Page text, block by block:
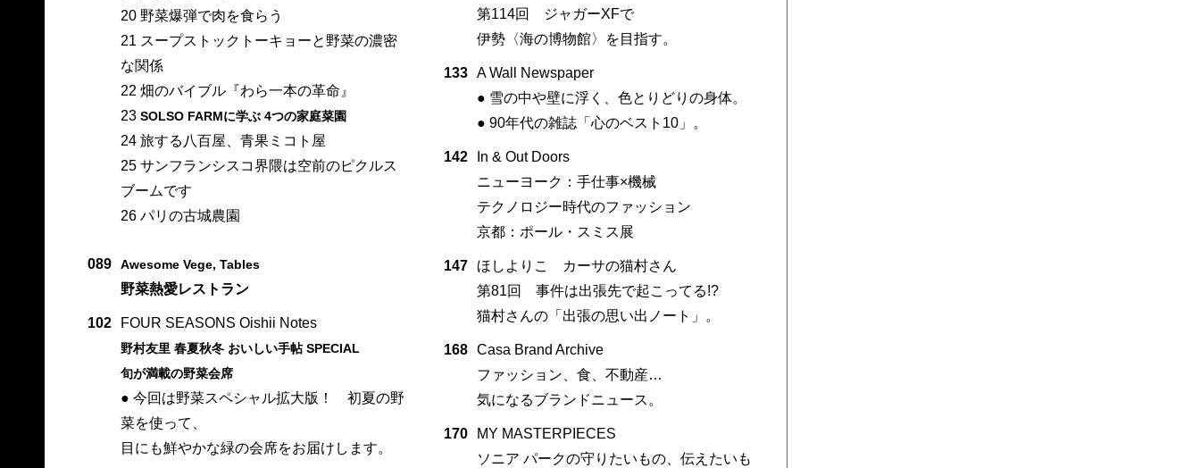
20 野菜爆弾で肉を食らう
21 スープストックトーキョーと野菜の濃密
な関係
22 畑のバイブル『わら一本の革命』
23 SOLSO FARMに学ぶ 4つの家庭菜園
24 旅する八百屋、青果ミコト屋
25 サンフランシスコ界隈は空前のピクルス
ブームです
26 パリの古城農園
089 Awesome Vege, Tables
野菜熱愛レストラン
102 FOUR SEASONS Oishii Notes
野村友里 春夏秋冬 おいしい手帖 SPECIAL
旬が満載の野菜会席
● 今回は野菜スペシャル拡大版！ 初夏の野
菜を使って、
目にも鮮やかな緑の会席をお届けします。
第114回 ジャガーXFで
伊勢〈海の博物館〉を目指す。
133 A Wall Newspaper
● 雪の中や壁に浮く、色とりどりの身体。
● 90年代の雑誌「心のベスト10」。
142
In & Out Doors
ニューヨーク：手仕事×機械
テクノロジー時代のファッション
京都：ポール・スミス展
147
ほしよりこ カーサの猫村さん
第81回 事件は出張先で起こってる!?
猫村さんの「出張の思い出ノート」。
168 Casa Brand Archive
ファッション、食、不動産…
気になるブランドニュース。
170
MY MASTERPIECES
ソニア パークの守りたいもの、伝えたいも